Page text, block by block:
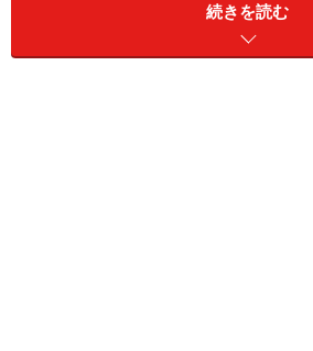
続きを読む